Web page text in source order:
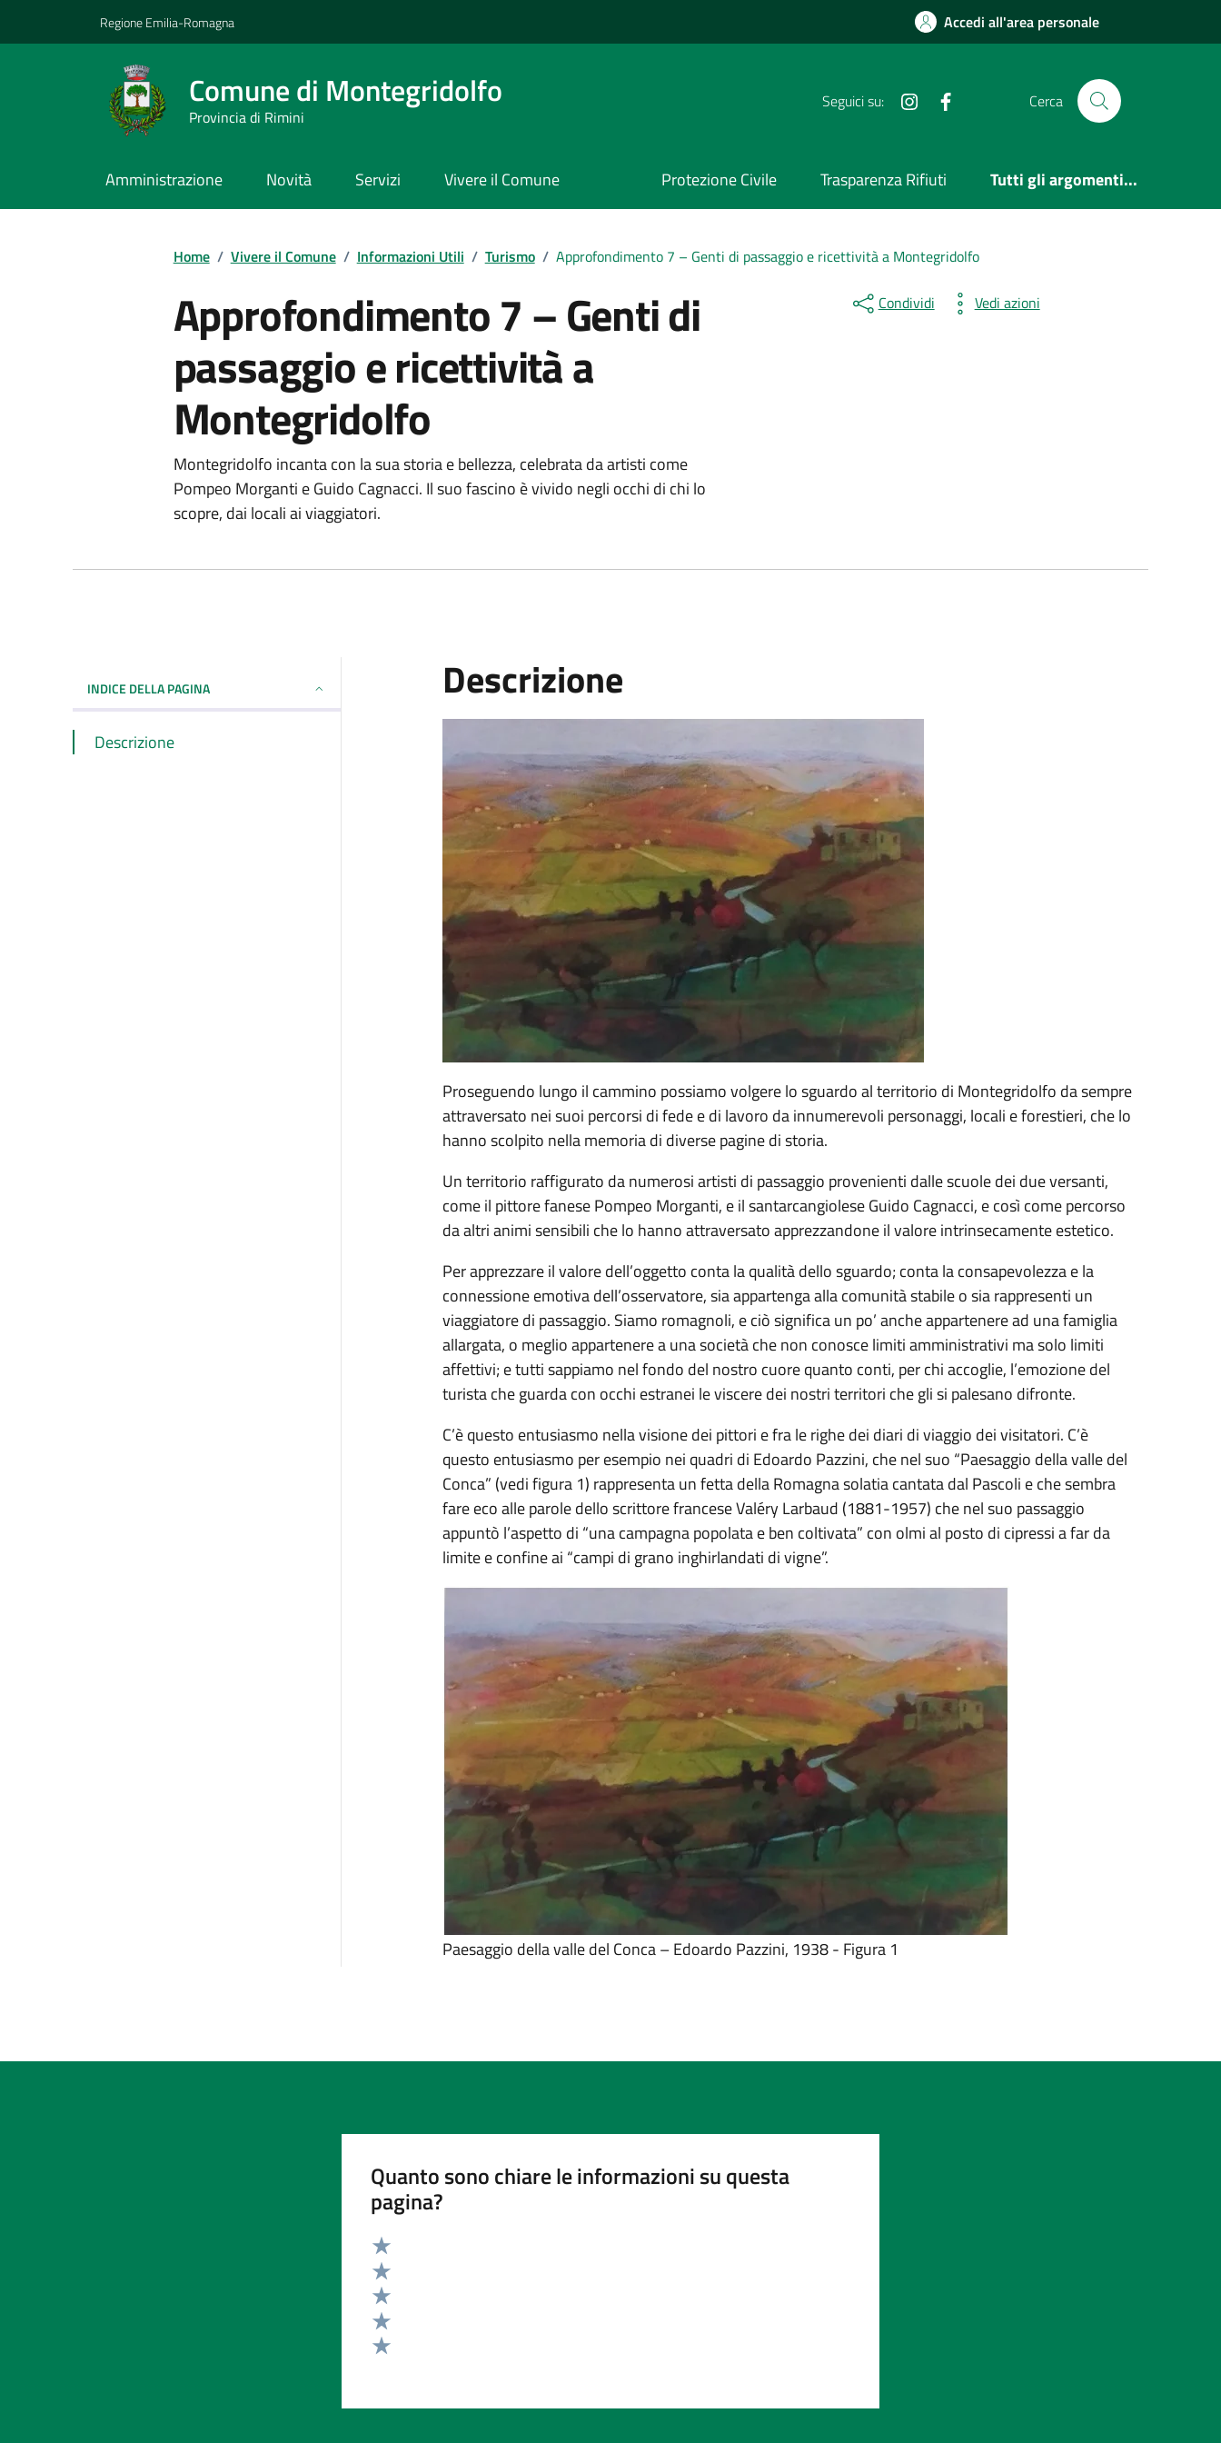
Regione Emilia-Romagna Accedi all'area personale
Comune di Montegridolfo
Provincia di Rimini
Seguici su: Instagram Cerca
Amministrazione Novità Servizi Vivere il Comune Protezione Civile Trasparenza Rifiuti Tutti gli argomenti...
Home / Vivere il Comune / Informazioni Utili / Turismo / Approfondimento 7 – Genti di passaggio e ricettività a Montegridolfo
Approfondimento 7 – Genti di
passaggio e ricettività a
Montegridolfo
Montegridolfo incanta con la sua storia e bellezza, celebrata da artisti come
Pompeo Morganti e Guido Cagnacci. Il suo fascino è vivido negli occhi di chi lo
scopre, dai locali ai viaggiatori.
Condividi Vedi azioni
INDICE DELLA PAGINA
Descrizione
Descrizione
Proseguendo lungo il cammino possiamo volgere lo sguardo al territorio di Montegridolfo da sempre
attraversato nei suoi percorsi di fede e di lavoro da innumerevoli personaggi, locali e forestieri, che lo
hanno scolpito nella memoria di diverse pagine di storia.
Un territorio raffigurato da numerosi artisti di passaggio provenienti dalle scuole dei due versanti,
come il pittore fanese Pompeo Morganti, e il santarcangiolese Guido Cagnacci, e così come percorso
da altri animi sensibili che lo hanno attraversato apprezzandone il valore intrinsecamente estetico.
Per apprezzare il valore dell’oggetto conta la qualità dello sguardo; conta la consapevolezza e la
connessione emotiva dell’osservatore, sia appartenga alla comunità stabile o sia rappresenti un
viaggiatore di passaggio. Siamo romagnoli, e ciò significa un po’ anche appartenere ad una famiglia
allargata, o meglio appartenere a una società che non conosce limiti amministrativi ma solo limiti
affettivi; e tutti sappiamo nel fondo del nostro cuore quanto conti, per chi accoglie, l’emozione del
turista che guarda con occhi estranei le viscere dei nostri territori che gli si palesano difronte.
C’è questo entusiasmo nella visione dei pittori e fra le righe dei diari di viaggio dei visitatori. C’è
questo entusiasmo per esempio nei quadri di Edoardo Pazzini, che nel suo “Paesaggio della valle del
Conca” (vedi figura 1) rappresenta un fetta della Romagna solatia cantata dal Pascoli e che sembra
fare eco alle parole dello scrittore francese Valéry Larbaud (1881-1957) che nel suo passaggio
appuntò l’aspetto di “una campagna popolata e ben coltivata” con olmi al posto di cipressi a far da
limite e confine ai “campi di grano inghirlandati di vigne”.
Paesaggio della valle del Conca – Edoardo Pazzini, 1938 - Figura 1
Quanto sono chiare le informazioni su questa
pagina?
Valuta 5 stelle su 5
Valuta 4 stelle su 5
Valuta 3 stelle su 5
Valuta 2 stelle su 5